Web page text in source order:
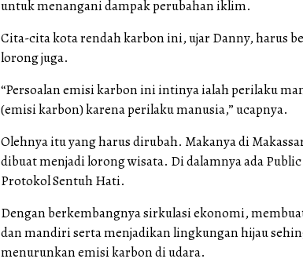
untuk menangani dampak perubahan iklim.
Cita-cita kota rendah karbon ini, ujar Danny, harus
lorong juga.
“Persoalan emisi karbon ini intinya ialah perilaku
(emisi karbon) karena perilaku manusia,” ucapnya.
Olehnya itu yang harus dirubah. Makanya di
dibuat menjadi lorong wisata. Di dalamnya ada
Protokol Sentuh Hati.
Dengan berkembangnya sirkulasi ekonomi,
dan mandiri serta menjadikan lingkungan hijau
menurunkan emisi karbon di udara.